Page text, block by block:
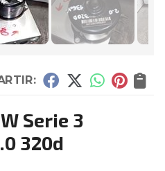
Serie 3
320d